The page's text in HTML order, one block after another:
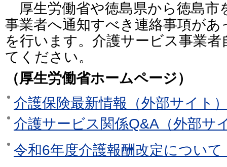
厚生労働省や徳島県から徳島市
事業者へ通知すべき連絡事項が
を行います。介護サービス事業
てください。
（厚生労働省ホームページ）
介護保険最新情報（外部サイト
介護サービス関係Q&A（外部サ
令和6年度介護報酬改定につい